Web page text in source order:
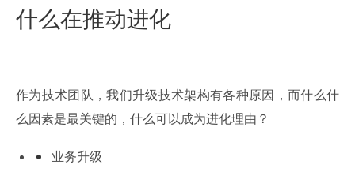
什么在推动进化
作为技术团队，我们升级技术架构有各种原因，而什么什
么因素是最关键的，什么可以成为进化理由？
业务升级